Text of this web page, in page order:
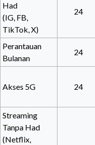
Had
(IG, FB,
TikTok, X)
24
Perantauan
Bulanan
24
Akses 5G 24
Streaming
Tanpa Had
(Netflix,